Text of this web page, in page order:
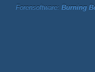
Forensoftware: Burning